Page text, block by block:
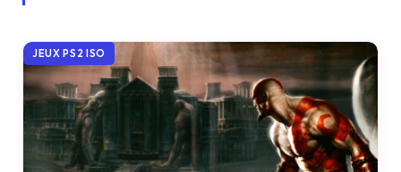
JEUX PS2 ISO